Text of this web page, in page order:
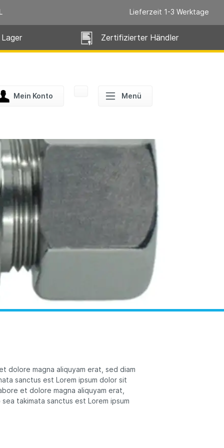
Lieferzeit 1-3 Werktage
Zertifizierter Händler
Mein Konto Menü
dolore magna aliquyam erat, sed diam
sanctus est Lorem ipsum dolor sit
et dolore magna aliquyam erat,
takimata sanctus est Lorem ipsum